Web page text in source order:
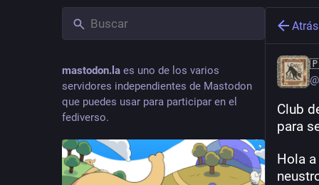
mastodon.la es uno de los varios
servidores independientes de Mastodon
que puedes usar para participar en el
fediverso.
Atrás
Club
para
Hola